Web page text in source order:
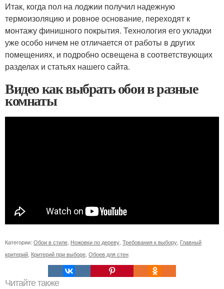
Итак, когда пол на лоджии получил надежную
термоизоляцию и ровное основание, переходят к
монтажу финишного покрытия. Технология его укладки
уже особо ничем не отличается от работы в других
помещениях, и подробно освещена в соответствующих
разделах и статьях нашего сайта.
Видео как выбрать обои в разные
комнаты
Категории: Обои в стиле Ножовки по дереву Требования к выбору Главный
критерий Критерий при выборе Обоев для стен
Читайте также